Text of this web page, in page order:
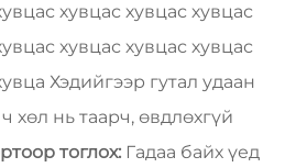
хувцас хувцас хувцас
хувцас хувцас хувцас
Хэдийгээр гутал удаан
хөл нь таарч, өвдлөхгүй
тоглох: Гадаа байх үед